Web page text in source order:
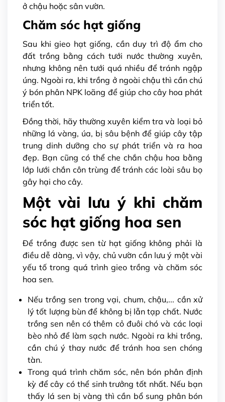
ở chậu hoặc sân vườn.
Chăm sóc hạt giống
Sau khi gieo hạt giống, cần duy trì độ ẩm cho
đất trồng bằng cách tưới nước thường xuyên,
nhưng không nên tưới quá nhiều để tránh ngập
úng. Ngoài ra, khi trồng ở ngoài chậu thì cần chú
ý bón phân NPK loãng để giúp cho cây hoa phát
triển tốt.
Đồng thời, hãy thường xuyên kiểm tra và loại bỏ
những lá vàng, úa, bị sâu bệnh để giúp cây tập
trung dinh dưỡng cho sự phát triển và ra hoa
đẹp. Bạn cũng có thể che chắn chậu hoa bằng
lớp lưới chắn côn trùng để tránh các loài sâu bọ
gây hại cho cây.
Một vài lưu ý khi chăm
sóc hạt giống hoa sen
Để trồng được sen từ hạt giống không phải là
điều dễ dàng, vì vậy, chủ vườn cần lưu ý một vài
yếu tố trong quá trình gieo trồng và chăm sóc
hoa sen.
Nếu trồng sen trong vại, chum, chậu,... cần xử
lý tốt lượng bùn để không bị lẫn tạp chất. Nước
trồng sen nên có thêm cỏ đuôi chó và các loại
bèo nhỏ để làm sạch nước. Ngoài ra khi trồng,
cần chú ý thay nước để tránh hoa sen chóng
tàn.
Trong quá trình chăm sóc, nên bón phân định
kỳ để cây có thể sinh trưởng tốt nhất. Nếu bạn
thấy lá sen bị vàng thì cần bổ sung phân bón